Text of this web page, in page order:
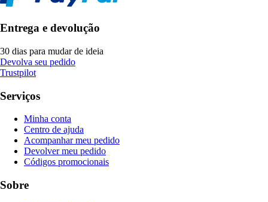
Entrega e devolução
30 dias para mudar de ideia
Devolva seu pedido
Trustpilot
Serviços
Minha conta
Centro de ajuda
Acompanhar meu pedido
Devolver meu pedido
Códigos promocionais
Sobre